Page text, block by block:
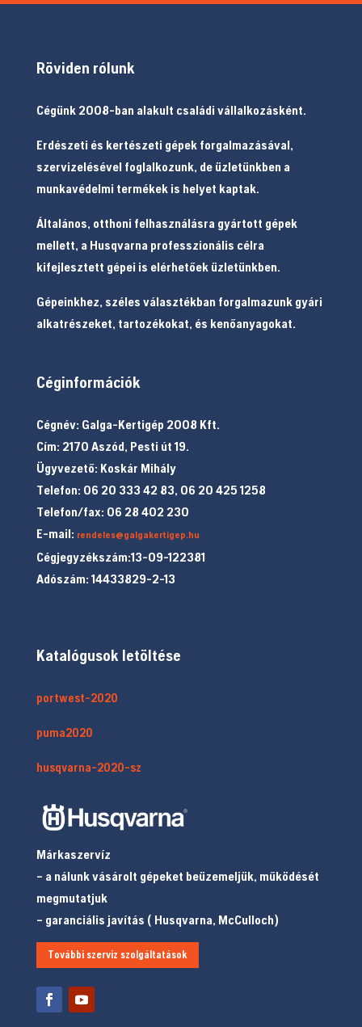
Röviden rólunk
Cégünk 2008-ban alakult családi vállalkozásként.
Erdészeti és kertészeti gépek forgalmazásával,
szervizelésével foglalkozunk, de üzletünkben a
munkavédelmi termékek is helyet kaptak.
Általános, otthoni felhasználásra gyártott gépek
mellett, a Husqvarna professzionális célra
kifejlesztett gépei is elérhetőek üzletünkben.
Gépeinkhez, széles választékban forgalmazunk gyári
alkatrészeket, tartozékokat, és kenőanyagokat.
Céginformációk
Cégnév: Galga-Kertigép 2008 Kft.
Cím: 2170 Aszód, Pesti út 19.
Ügyvezető: Koskár Mihály
Telefon: 06 20 333 42 83, 06 20 425 1258
Telefon/fax: 06 28 402 230
E-mail: rendeles@galgakertigep.hu
Cégjegyzékszám:13-09-122381
Adószám: 14433829-2-13
Katalógusok letöltése
portwest-2020
puma2020
husqvarna-2020-sz
Márkaszervíz
– a nálunk vásárolt gépeket beüzemeljük, működését
megmutatjuk
– garanciális javítás ( Husqvarna, McCulloch)
További szerviz szolgáltatások